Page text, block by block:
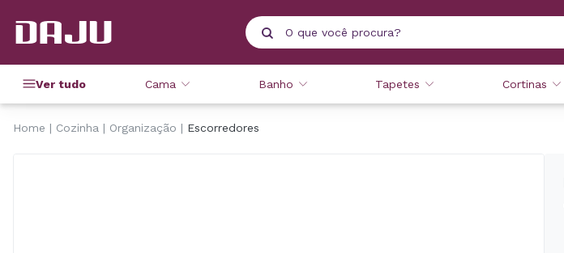
Ver tudo Cama Banho Tapetes Cortinas
Home Cozinha Organização Escorredores